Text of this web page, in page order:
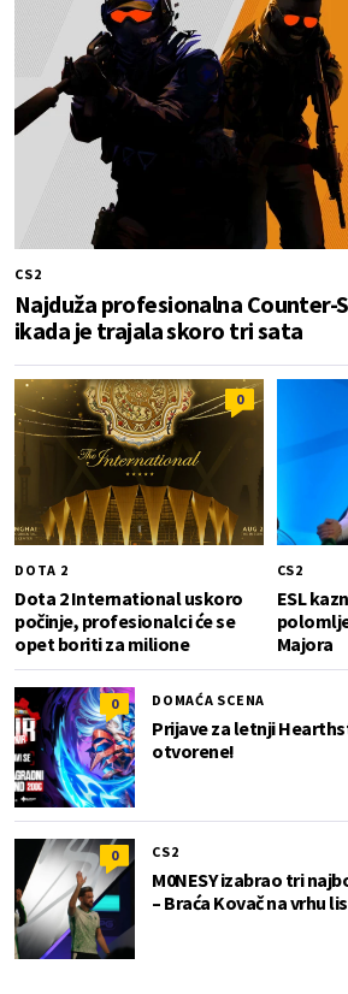
CS2
Najduža profesionalna
ikada je trajala skoro tri sata
0
DOTA 2
Dota 2 International uskoro
počinje, profesionalci će se
opet boriti za milione
CS2
ESL
Majora
0 DOMAĆA SCENA
Prijave za letnji
otvorene!
0 CS2
M0NESY izabrao tri
– Braća Kovač na vrhu